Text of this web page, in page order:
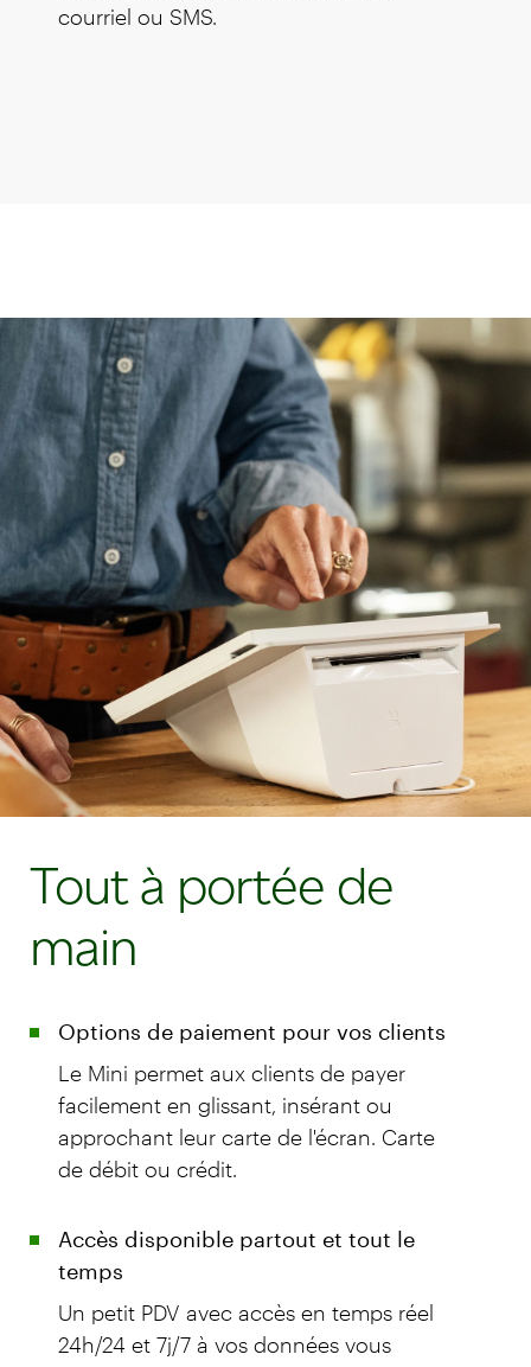
courriel ou SMS.
Tout à portée de
main
Options de paiement pour vos clients
Le Mini permet aux clients de payer
facilement en glissant, insérant ou
approchant leur carte de l'écran. Carte
de débit ou crédit.
Accès disponible partout et tout le
temps
Un petit PDV avec accès en temps réel
24h/24 et 7j/7 à vos données vous